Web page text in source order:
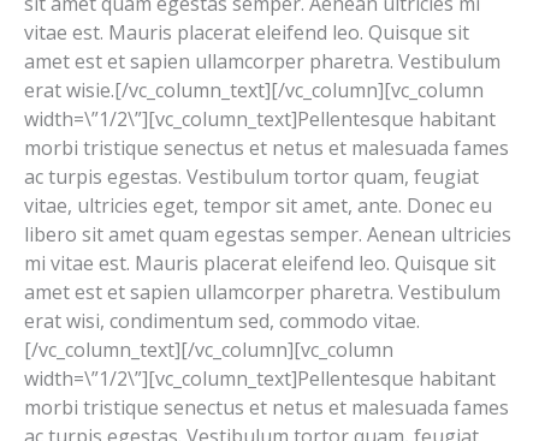
vitae est. Mauris placerat eleifend leo. Quisque sit
amet est et sapien ullamcorper pharetra. Vestibulum
erat wisie.[/vc_column_text][/vc_column][vc_column
width=\”1/2\”][vc_column_text]Pellentesque habitant
morbi tristique senectus et netus et malesuada fames
ac turpis egestas. Vestibulum tortor quam, feugiat
vitae, ultricies eget, tempor sit amet, ante. Donec eu
libero sit amet quam egestas semper. Aenean ultricies
mi vitae est. Mauris placerat eleifend leo. Quisque sit
amet est et sapien ullamcorper pharetra. Vestibulum
erat wisi, condimentum sed, commodo vitae.
[/vc_column_text][/vc_column][vc_column
width=\”1/2\”][vc_column_text]Pellentesque habitant
morbi tristique senectus et netus et malesuada fames